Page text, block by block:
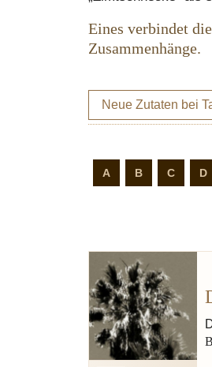
Eines verbindet
Zusammenhänge.
Neue Zutaten bei
A B C D